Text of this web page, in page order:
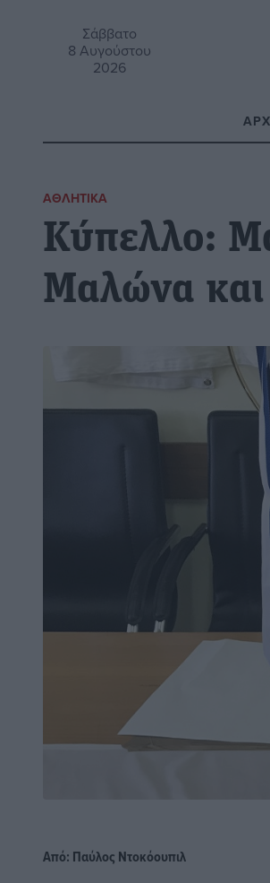
Σάββατο
8 Αυγούστου
2026
ΑΘΛΗΤΙΚΆ
Κύπελλο:
Μαλώνα
Από: Παύλος Nτοκόουπιλ